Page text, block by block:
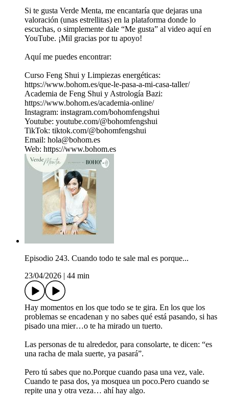
Si te gusta Verde Menta, me encantaría que dejaras una
valoración (unas estrellitas) en la plataforma donde lo
escuchas, o simplemente dale “Me gusta” al video aquí en
YouTube. ¡Mil gracias por tu apoyo!
Aquí me puedes encontrar:
Curso Feng Shui y Limpiezas energéticas:
https://www.bohom.es/que-le-pasa-a-mi-casa-taller/
Academia de Feng Shui y Astrología Bazi:
https://www.bohom.es/academia-online/
Instagram: instagram.com/bohomfengshui
Youtube: youtube.com/@bohomfengshui
TikTok: tiktok.com/@bohomfengshui
Email: hola@bohom.es
Web: https://www.bohom.es
Episodio 243. Cuando todo te sale mal es porque...
23/04/2026
44 min
Hay momentos en los que todo se te gira. En los que los
problemas se encadenan y no sabes qué está pasando, si has
pisado una mier…o te ha mirado un tuerto.
Las personas de tu alrededor, para consolarte, te dicen: “es
una racha de mala suerte, ya pasará”.
Pero tú sabes que no.Porque cuando pasa una vez, vale.
Cuando te pasa dos, ya mosquea un poco.Pero cuando se
repite una y otra veza… ahí hay algo.